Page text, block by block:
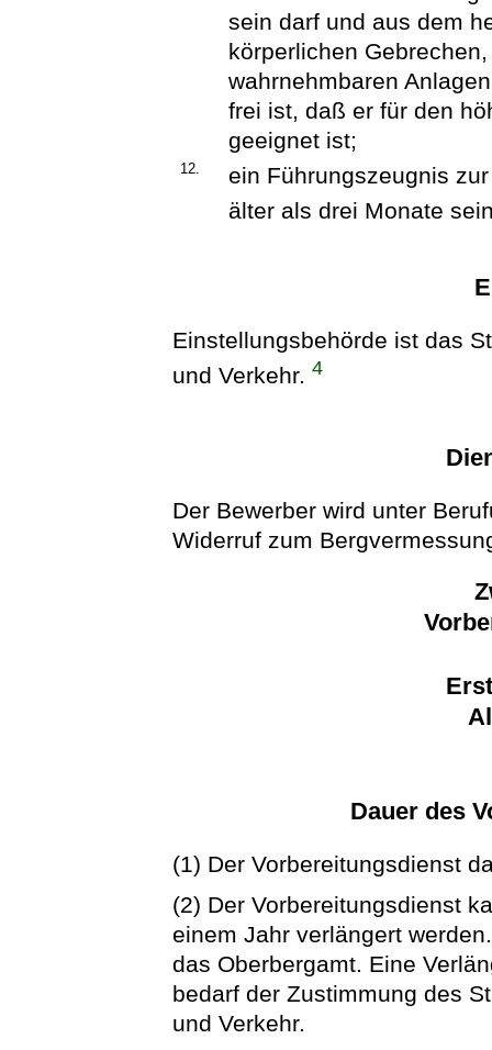
sein darf und aus dem
körperlichen
wahrnehmbaren
frei ist, daß er für den
geeignet ist;
12.
ein Führungszeugnis
älter als drei Monate
Einstellungsbehörde ist das
und Verkehr.4
Der Bewerber wird unter
Widerruf zum
Dauer des
(1) Der Vorbereitungsdienst
(2) Der Vorbereitungsdienst
einem Jahr verlängert
das Oberbergamt. Eine
bedarf der Zustimmung des
und Verkehr.